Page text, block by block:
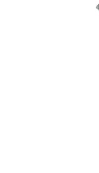
Mo i